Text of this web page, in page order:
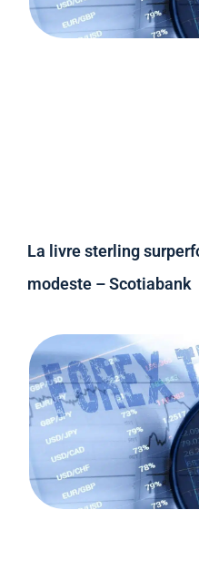
La livre sterling
modeste – Scotiabank